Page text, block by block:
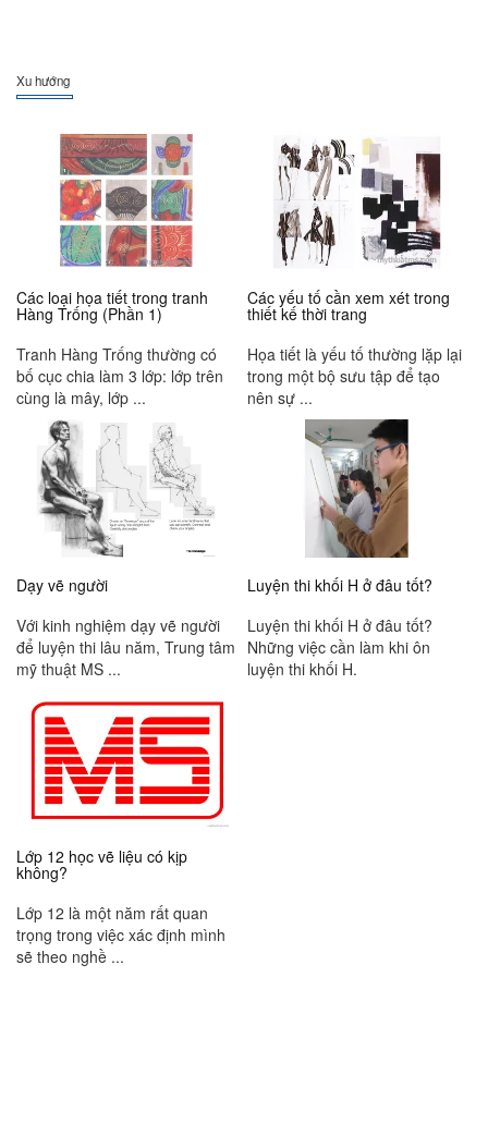
Xu hướng
Các loại họa tiết trong tranh
Hàng Trống (Phần 1)
Tranh Hàng Trống thường có
bố cục chia làm 3 lớp: lớp trên
cùng là mây, lớp ...
Các yếu tố cần xem xét trong
thiết kế thời trang
Họa tiết là yếu tố thường lặp lại
trong một bộ sưu tập để tạo
nên sự ...
Dạy vẽ người
Với kinh nghiệm dạy vẽ người
để luyện thi lâu năm, Trung tâm
mỹ thuật MS ...
Luyện thi khối H ở đâu tốt?
Luyện thi khối H ở đâu tốt?
Những việc cần làm khi ôn
luyện thi khối H.
Lớp 12 học vẽ liệu có kịp
không?
Lớp 12 là một năm rất quan
trọng trong việc xác định mình
sẽ theo nghề ...